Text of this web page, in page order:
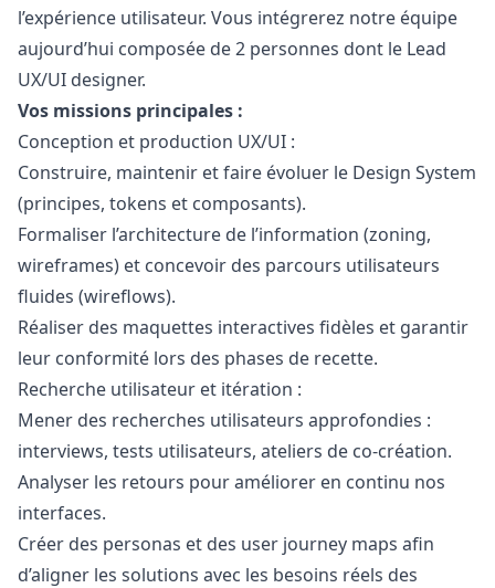
l’expérience utilisateur. Vous intégrerez notre équipe
aujourd’hui composée de 2 personnes dont le Lead
UX/UI designer.
Vos missions principales :
Conception et production UX/UI :
Construire, maintenir et faire évoluer le Design System
(principes, tokens et composants).
Formaliser l’architecture de l’information (zoning,
wireframes) et concevoir des parcours utilisateurs
fluides (wireflows).
Réaliser des maquettes interactives fidèles et garantir
leur conformité lors des phases de recette.
Recherche utilisateur et itération :
Mener des recherches utilisateurs approfondies :
interviews, tests utilisateurs, ateliers de co-création.
Analyser les retours pour améliorer en continu nos
interfaces.
Créer des personas et des user journey maps afin
d’aligner les solutions avec les besoins réels des